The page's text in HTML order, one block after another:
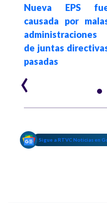
Nueva EPS
causada por
administraciones
de juntas
pasadas
‹
Sigue a RTVC Noticias en